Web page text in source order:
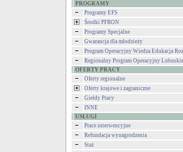
PROGRAMY
Programy EFS
Środki PFRON
Programy Specjalne
Gwarancja dla młodzieży
Program Operacyjny Wiedza Edukacja
Regionalny Program Operacyjny
OFERTY PRACY
Oferty regionalne
Oferty krajowe i zagraniczne
Giełdy Pracy
INNE
USŁUGI
Prace interwencyjne
Refundacja wynagrodzenia
Staż